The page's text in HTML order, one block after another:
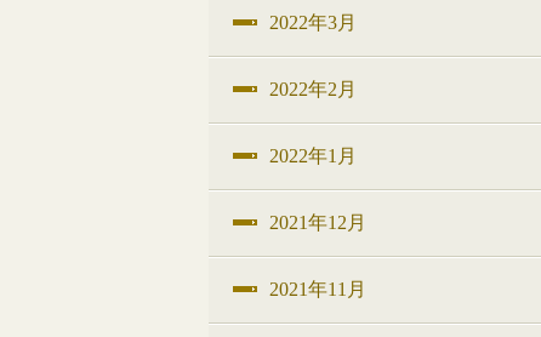
2022年3月
2022年2月
2022年1月
2021年12月
2021年11月